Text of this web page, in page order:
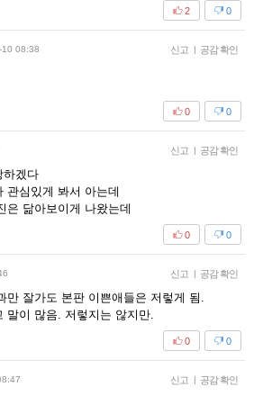
0
2
10 08:38 신고 | 공감 확인
0
0
신고 | 공감 확인
하겠다
관심있게 봐서 아는데
은 닮아보이게 나왔는데
0
0
신고 | 공감 확인
만 잘가도 본판 이쁜애들은 저렇게 됨.
말이 많음. 저렇지는 않지만.
0
0
신고 | 공감 확인